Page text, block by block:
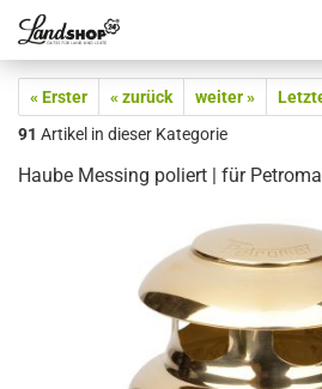
« Erster « zurück weiter »
91 Artikel in dieser Kategorie
Haube Messing poliert | für